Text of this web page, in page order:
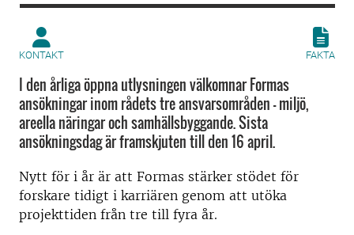
KONTAKT FAKTA
I den årliga öppna utlysningen välkomnar Formas
ansökningar inom rådets tre ansvarsområden – miljö,
areella näringar och samhällsbyggande. Sista
ansökningsdag är framskjuten till den 16 april.
Nytt för i år är att Formas stärker stödet för
forskare tidigt i karriären genom att utöka
projekttiden från tre till fyra år.